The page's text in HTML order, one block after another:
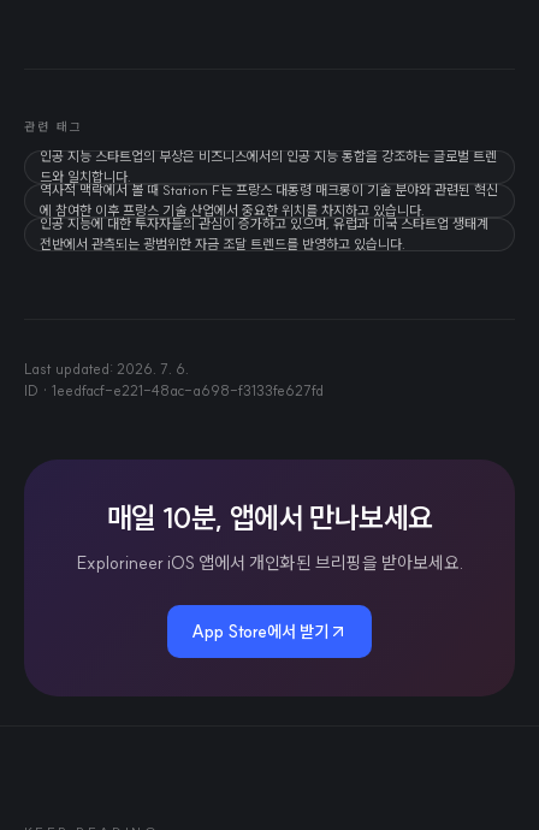
관련 태그
인공 지능 스타트업의 부상은 비즈니스에서의 인공 지능 통합을 강조하는 글로벌 트렌
드와 일치합니다.
역사적 맥락에서 볼 때 Station F는 프랑스 대통령 매크롱이 기술 분야와 관련된 혁신
에 참여한 이후 프랑스 기술 산업에서 중요한 위치를 차지하고 있습니다.
인공 지능에 대한 투자자들의 관심이 증가하고 있으며, 유럽과 미국 스타트업 생태계
전반에서 관측되는 광범위한 자금 조달 트렌드를 반영하고 있습니다.
Last updated: 2026. 7. 6.
ID · 1eedfacf-e221-48ac-a698-f3133fe627fd
매일 10분, 앱에서 만나보세요
Explorineer iOS 앱에서 개인화된 브리핑을 받아보세요.
App Store에서 받기